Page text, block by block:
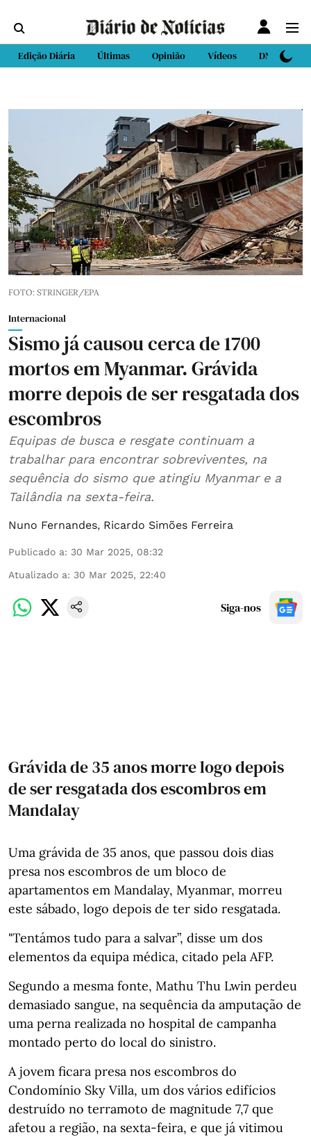
Edição Diária Últimas Opinião Vídeos DN Sport
FOTO: STRINGER/EPA
Internacional
Sismo já causou cerca de 1700
mortos em Myanmar. Grávida
morre depois de ser resgatada dos
escombros
Equipas de busca e resgate continuam a
trabalhar para encontrar sobreviventes, na
sequência do sismo que atingiu Myanmar e a
Tailândia na sexta-feira.
Nuno Fernandes, Ricardo Simões Ferreira
Publicado a: 30 Mar 2025, 08:32
Atualizado a: 30 Mar 2025, 22:40
Siga-nos
Grávida de 35 anos morre logo depois
de ser resgatada dos escombros em
Mandalay
Uma grávida de 35 anos, que passou dois dias
presa nos escombros de um bloco de
apartamentos em Mandalay, Myanmar, morreu
este sábado, logo depois de ter sido resgatada.
"Tentámos tudo para a salvar”, disse um dos
elementos da equipa médica, citado pela AFP.
Segundo a mesma fonte, Mathu Thu Lwin perdeu
demasiado sangue, na sequência da amputação de
uma perna realizada no hospital de campanha
montado perto do local do sinistro.
A jovem ficara presa nos escombros do
Condomínio Sky Villa, um dos vários edifícios
destruído no terramoto de magnitude 7,7 que
afetou a região, na sexta-feira, e que já vitimou